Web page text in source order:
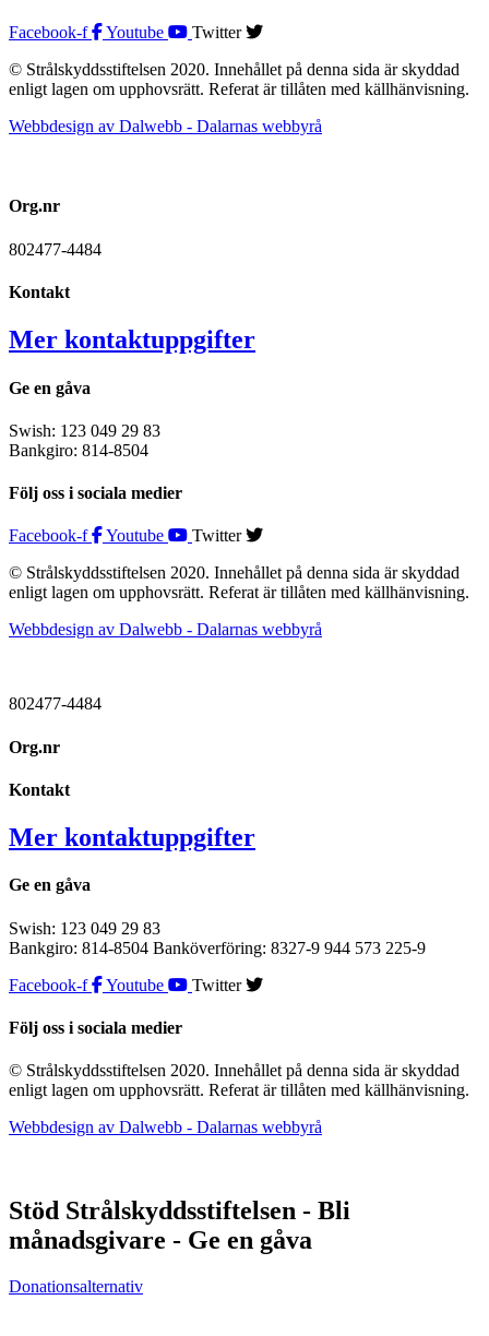
Facebook-f Youtube
Twitter
© Strålskyddsstiftelsen 2020. Innehållet på denna sida är skyddad
enligt lagen om upphovsrätt. Referat är tillåten med källhänvisning.
Webbdesign av Dalwebb - Dalarnas webbyrå
Org.nr
802477-4484
Kontakt
Mer kontaktuppgifter
Ge en gåva
Swish: 123 049 29 83
Bankgiro: 814-8504
Följ oss i sociala medier
Facebook-f Youtube
Twitter
© Strålskyddsstiftelsen 2020. Innehållet på denna sida är skyddad
enligt lagen om upphovsrätt. Referat är tillåten med källhänvisning.
Webbdesign av Dalwebb - Dalarnas webbyrå
802477-4484
Org.nr
Kontakt
Mer kontaktuppgifter
Ge en gåva
Swish: 123 049 29 83
Bankgiro: 814-8504 Banköverföring: 8327-9 944 573 225-9
Facebook-f
Youtube Twitter
Följ oss i sociala medier
© Strålskyddsstiftelsen 2020. Innehållet på denna sida är skyddad
enligt lagen om upphovsrätt. Referat är tillåten med källhänvisning.
Webbdesign av Dalwebb - Dalarnas webbyrå
Stöd Strålskyddsstiftelsen - Bli
månadsgivare - Ge en gåva
Donationsalternativ